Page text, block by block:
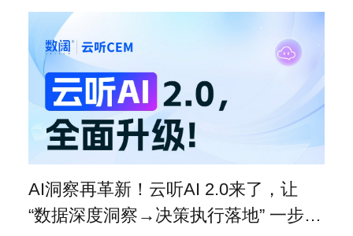
AI洞察再革新！云听AI 2.0来了，让
“数据深度洞察→决策执行落地” 一步到